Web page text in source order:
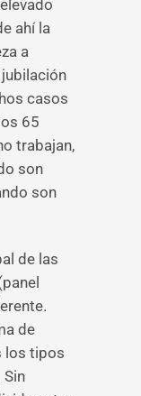
ahí la
a
casos
65
trabajan,
son
son
de las
de
los tipos